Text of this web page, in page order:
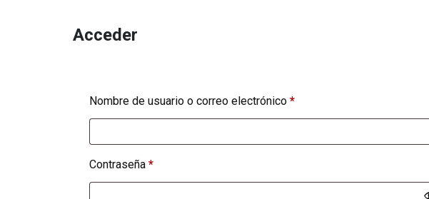
Acceder
Nombre de usuario o correo electrónico *
Contraseña *